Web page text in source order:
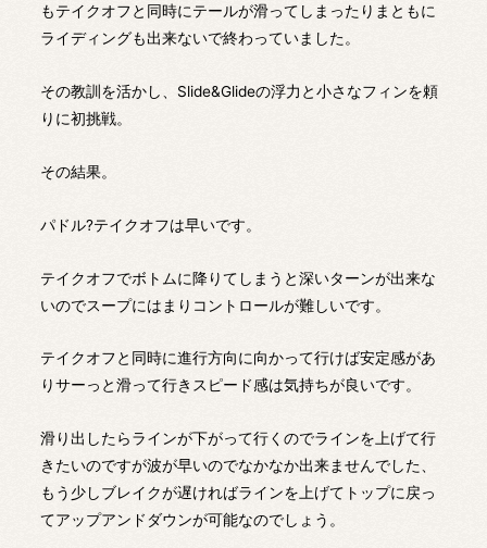
もテイクオフと同時にテールが滑ってしまったりまともに
ライディングも出来ないで終わっていました。
その教訓を活かし、Slide&Glideの浮力と小さなフィンを頼
りに初挑戦。
その結果。
パドル?テイクオフは早いです。
テイクオフでボトムに降りてしまうと深いターンが出来な
いのでスープにはまりコントロールが難しいです。
テイクオフと同時に進行方向に向かって行けば安定感があ
りサーっと滑って行きスピード感は気持ちが良いです。
滑り出したらラインが下がって行くのでラインを上げて行
きたいのですが波が早いのでなかなか出来ませんでした、
もう少しブレイクが遅ければラインを上げてトップに戻っ
てアップアンドダウンが可能なのでしょう。